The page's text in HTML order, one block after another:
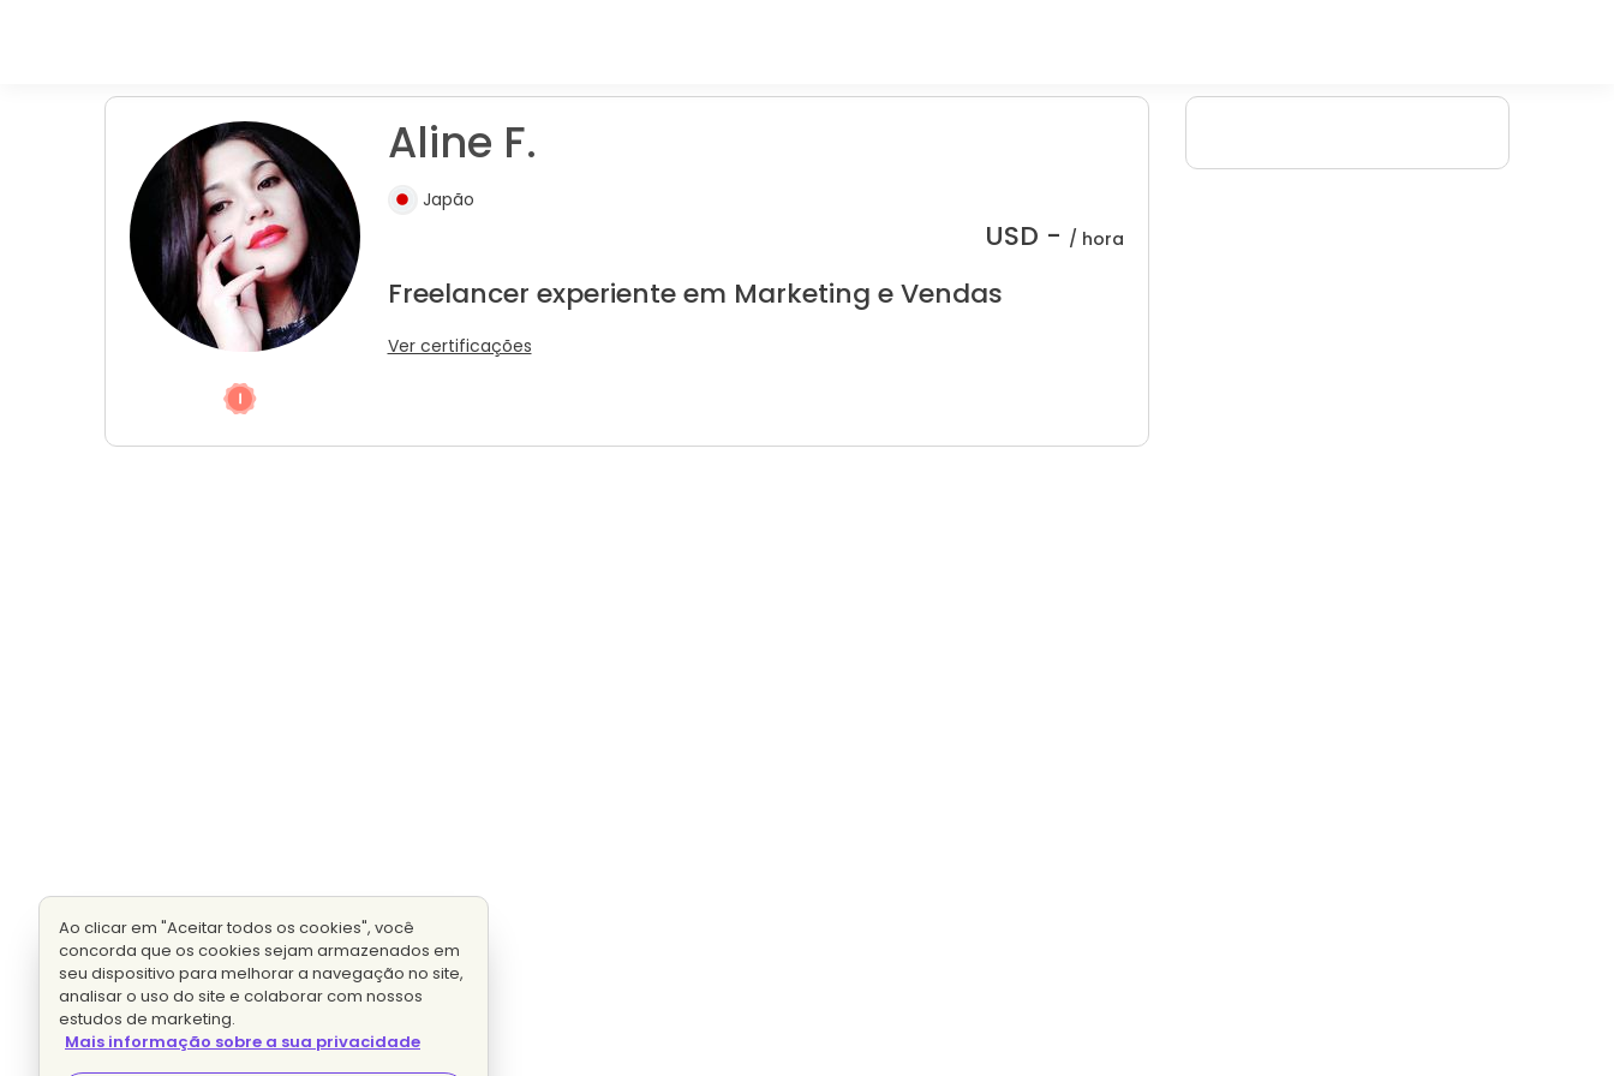
Aline F.
Japão
USD - / hora
Freelancer experiente em Marketing e Vendas
Ver certificações
Ao clicar em "Aceitar todos os cookies", você
concorda que os cookies sejam armazenados em
seu dispositivo para melhorar a navegação no site,
analisar o uso do site e colaborar com nossos
estudos de marketing.
Mais informação sobre a sua privacidade